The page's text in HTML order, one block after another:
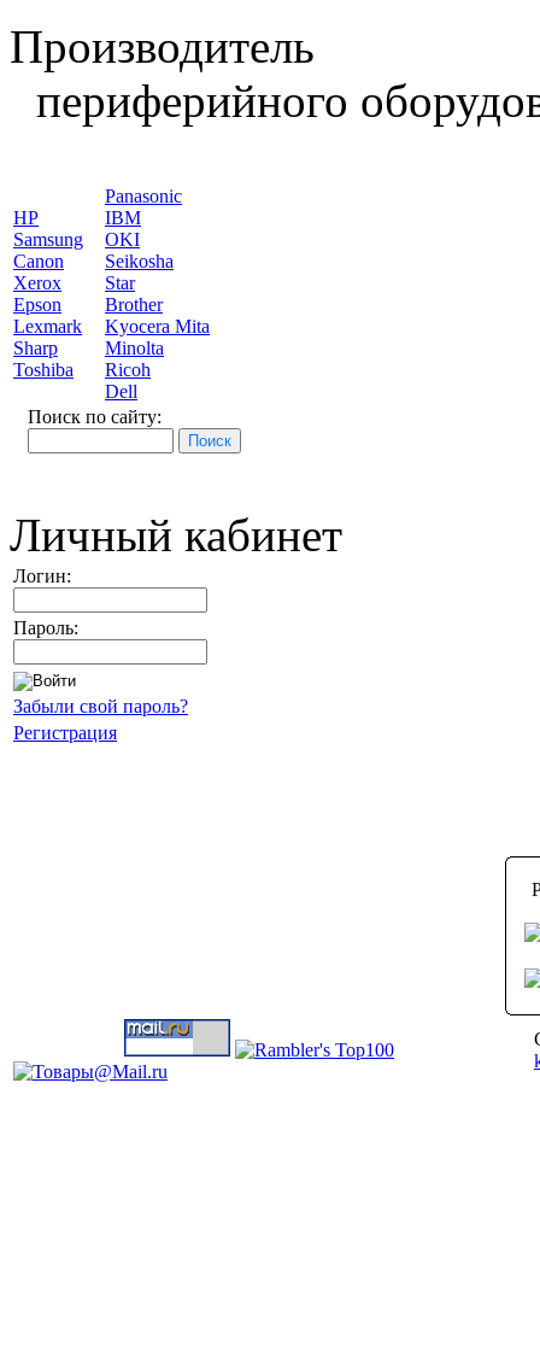
Производитель
периферийного
HP
Samsung
Canon
Xerox
Epson
Lexmark
Sharp
Toshiba
Panasonic
IBM
OKI
Seikosha
Star
Brother
Kyocera Mita
Minolta
Ricoh
Dell
Поиск по сайту:
Личный кабинет
Логин:
Пароль:
Забыли свой пароль?
Регистрация